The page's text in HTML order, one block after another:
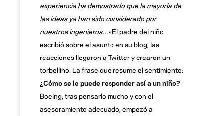
experiencia ha demostrado que la mayoría de
las ideas ya han sido considerado por
nuestros ingenieros…«El padre del niño
escribió sobre el asunto en su blog, las
reacciones llegaron a Twitter y crearon un
torbellino. La frase que resume el sentimiento:
¿Cómo se le puede responder así a un niño?
Boeing, tras pensarlo mucho y con el
asesoramiento adecuado, empezó a